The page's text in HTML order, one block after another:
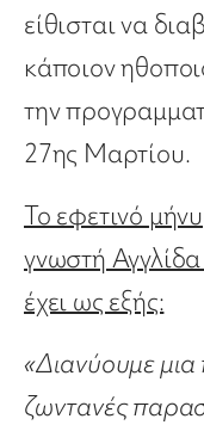
είθισται να
κάποιον
την
27ης Μαρτίου.
Το εφετινό
γνωστή
έχει ως εξής:
«Διανύουμε μια
ζωντανές